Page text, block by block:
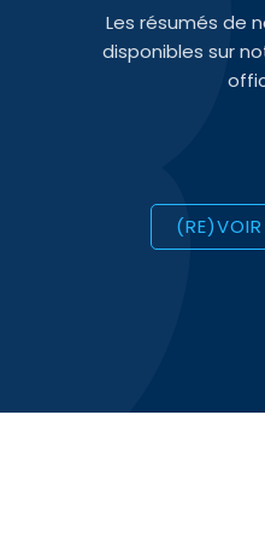
Les résumés de
disponibles sur